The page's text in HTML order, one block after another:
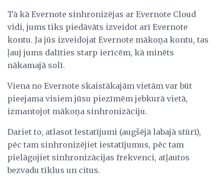
Tā kā Evernote sinhronizējas ar Evernote Cloud
vidi, jums tiks piedāvāts izveidot arī Evernote
kontu. Ja jūs izveidojat Evernote mākoņa kontu, tas
ļauj jums dalīties starp ierīcēm, kā minēts
nākamajā solī.
Viena no Evernote skaistākajām vietām var būt
pieejama visiem jūsu piezīmēm jebkurā vietā,
izmantojot mākoņa sinhronizāciju.
Dariet to, atlasot Iestatījumi (augšējā labajā stūrī),
pēc tam sinhronizējiet iestatījumus, pēc tam
pielāgojiet sinhronizācijas frekvenci, atļautos
bezvadu tīklus un citus.